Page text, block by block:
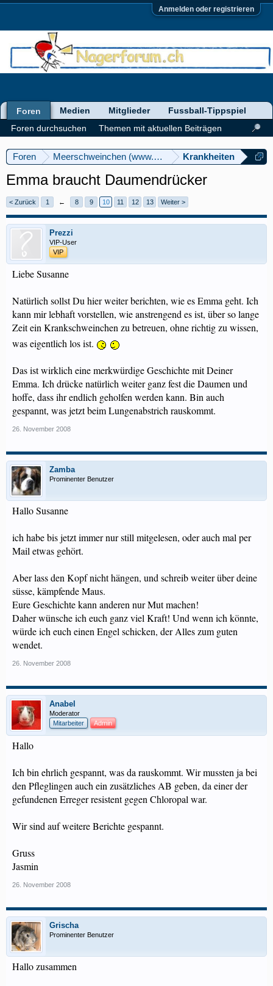
Anmelden oder registrieren
Foren Meerschweinchen (www.meerschweinforum.ch)
Krankheiten
Emma braucht Daumendrücker
< Zurück 1 ← 8 9 10 11 12 13 Weiter >
Prezzi
VIP-User
VIP
Liebe Susanne
Natürlich sollst Du hier weiter berichten, wie es Emma geht. Ich
kann mir lebhaft vorstellen, wie anstrengend es ist, über so lange
Zeit ein Krankschweinchen zu betreuen, ohne richtig zu wissen,
was eigentlich los ist.
Das ist wirklich eine merkwürdige Geschichte mit Deiner
Emma. Ich drücke natürlich weiter ganz fest die Daumen und
hoffe, dass ihr endlich geholfen werden kann. Bin auch
gespannt, was jetzt beim Lungenabstrich rauskommt.
26. November 2008
Zamba
Prominenter Benutzer
Hallo Susanne
ich habe bis jetzt immer nur still mitgelesen, oder auch mal per
Mail etwas gehört.
Aber lass den Kopf nicht hängen, und schreib weiter über deine
süsse, kämpfende Maus.
Eure Geschichte kann anderen nur Mut machen!
Daher wünsche ich euch ganz viel Kraft! Und wenn ich könnte,
würde ich euch einen Engel schicken, der Alles zum guten
wendet.
26. November 2008
Anabel
Moderator
Mitarbeiter
Admin
Hallo
Ich bin ehrlich gespannt, was da rauskommt. Wir mussten ja bei
den Pfleglingen auch ein zusätzliches AB geben, da einer der
gefundenen Erreger resistent gegen Chloropal war.
Wir sind auf weitere Berichte gespannt.
Gruss
Jasmin
26. November 2008
Grischa
Prominenter Benutzer
Hallo zusammen
Foren
Foren durchsuchen
Themen mit aktuellen Beiträgen
Medien Mitglieder Fussball-Tippspiel